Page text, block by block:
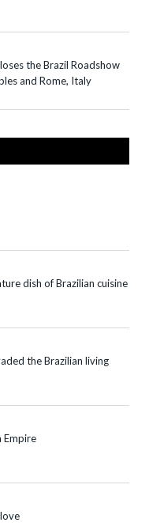
the Brazil Roadshow
and Rome, Italy
dish of Brazilian cuisine
the Brazilian living
Empire